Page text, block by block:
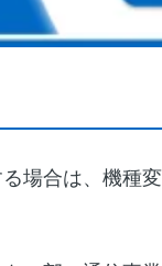
場合は、機種